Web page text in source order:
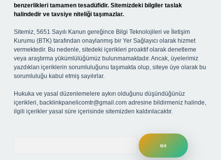
benzerlikleri tamamen tesadüfidir. Sitemizdeki bilgiler taslak
halindedir ve tavsiye niteliği taşımazlar.
Sitemiz, 5651 Sayılı Kanun gereğince Bilgi Teknolojileri ve İletişim
Kurumu (BTK) tarafından onaylanmış bir Yer Sağlayıcı olarak hizmet
vermektedir. Bu nedenle, sitedeki içerikleri proaktif olarak denetleme
veya araştırma yükümlülüğümüz bulunmamaktadır. Ancak, üyelerimiz
yazdıkları içeriklerin sorumluluğunu taşımakta olup, siteye üye olarak bu
sorumluluğu kabul etmiş sayılırlar.
Hukuka ve yasal düzenlemelere aykırı olduğunu düşündüğünüz
içerikleri, backlinkpanelicomtr@gmail.com adresine bildirmeniz halinde,
ilgili içerikler yasal süre içerisinde sitemizden kaldırılacaktır.